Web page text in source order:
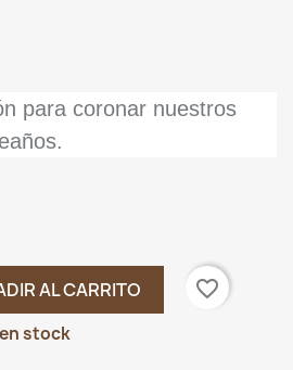
para coronar nuestros
AL CARRITO
favorite_border
stock